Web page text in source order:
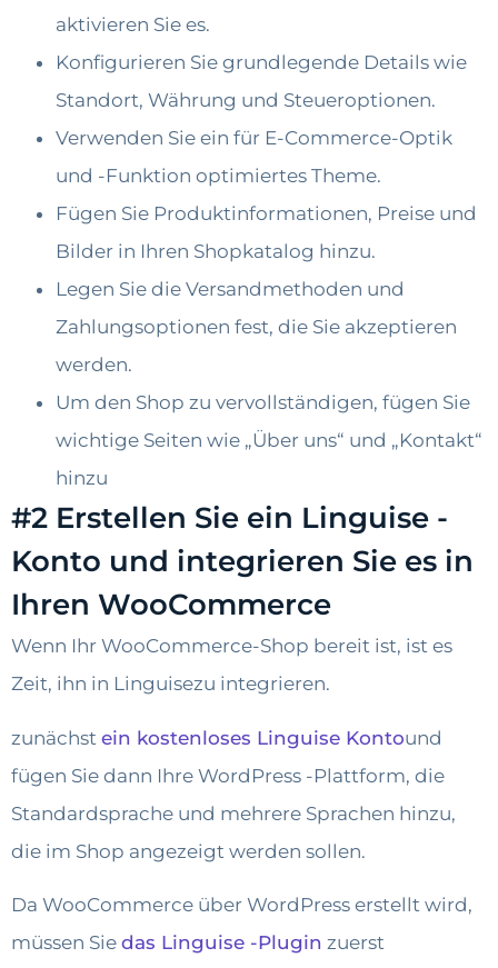
aktivieren Sie es.
Konfigurieren Sie grundlegende Details wie
Standort, Währung und Steueroptionen.
Verwenden Sie ein für E-Commerce-Optik
und -Funktion optimiertes Theme.
Fügen Sie Produktinformationen, Preise und
Bilder in Ihren Shopkatalog hinzu.
Legen Sie die Versandmethoden und
Zahlungsoptionen fest, die Sie akzeptieren
werden.
Um den Shop zu vervollständigen, fügen Sie
wichtige Seiten wie „Über uns“ und „Kontakt“
hinzu
#2 Erstellen Sie ein Linguise -
Konto und integrieren Sie es in
Ihren WooCommerce
Wenn Ihr WooCommerce-Shop bereit ist, ist es
Zeit, ihn in Linguisezu integrieren.
zunächst ein kostenloses Linguise Kontound
fügen Sie dann Ihre WordPress -Plattform, die
Standardsprache und mehrere Sprachen hinzu,
die im Shop angezeigt werden sollen.
Da WooCommerce über WordPress erstellt wird,
müssen Sie das Linguise -Plugin zuerst